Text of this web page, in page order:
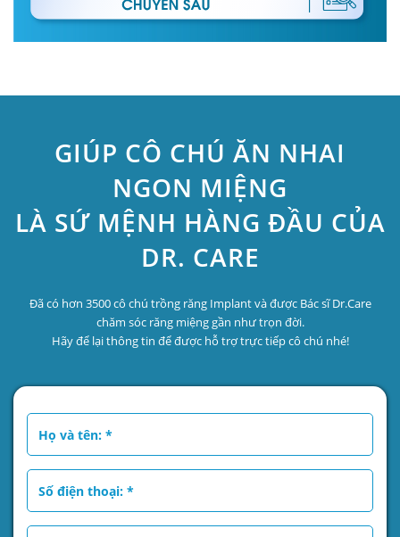
GIÚP CÔ CHÚ ĂN NHAI
NGON MIỆNG
LÀ SỨ MỆNH HÀNG ĐẦU CỦA
DR. CARE
Đã có hơn 3500 cô chú trồng răng Implant và được Bác sĩ Dr.Care
chăm sóc răng miệng gần như trọn đời.
Hãy để lại thông tin để được hỗ trợ trực tiếp cô chú nhé!